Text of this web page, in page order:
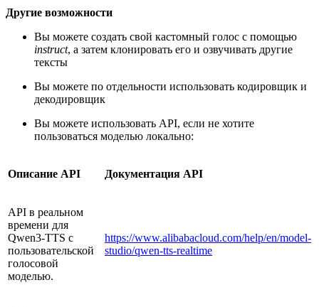
Другие возможности
Вы можете создать свой кастомный голос с помощью
instruct, а затем клонировать его и озвучивать другие
тексты
Вы можете по отдельности использовать кодировщик и
декодировщик
Вы можете использовать API, если не хотите
пользоваться моделью локально:
Описание API Документация API
API в реальном
времени для
Qwen3-TTS с
пользовательской
голосовой
моделью.
https://www.alibabacloud.com/help/en/model-
studio/qwen-tts-realtime